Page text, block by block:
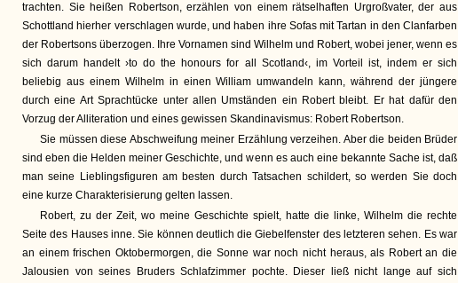
trachten. Sie heißen Robertson, erzählen von einem rätselhaften Urgroßvater, der aus
Schottland hierher verschlagen wurde, und haben ihre Sofas mit Tartan in den Clanfarben
der Robertsons überzogen. Ihre Vornamen sind Wilhelm und Robert, wobei jener, wenn es
sich darum handelt ›to do the honours for all Scotland‹, im Vorteil ist, indem er sich
beliebig aus einem Wilhelm in einen William umwandeln kann, während der jüngere
durch eine Art Sprachtücke unter allen Umständen ein Robert bleibt. Er hat dafür den
Vorzug der Alliteration und eines gewissen Skandinavismus: Robert Robertson.
Sie müssen diese Abschweifung meiner Erzählung verzeihen. Aber die beiden Brüder
sind eben die Helden meiner Geschichte, und wenn es auch eine bekannte Sache ist, daß
man seine Lieblingsfiguren am besten durch Tatsachen schildert, so werden Sie doch
eine kurze Charakterisierung gelten lassen.
Robert, zu der Zeit, wo meine Geschichte spielt, hatte die linke, Wilhelm die rechte
Seite des Hauses inne. Sie können deutlich die Giebelfenster des letzteren sehen. Es war
an einem frischen Oktobermorgen, die Sonne war noch nicht heraus, als Robert an die
Jalousien von seines Bruders Schlafzimmer pochte. Dieser ließ nicht lange auf sich